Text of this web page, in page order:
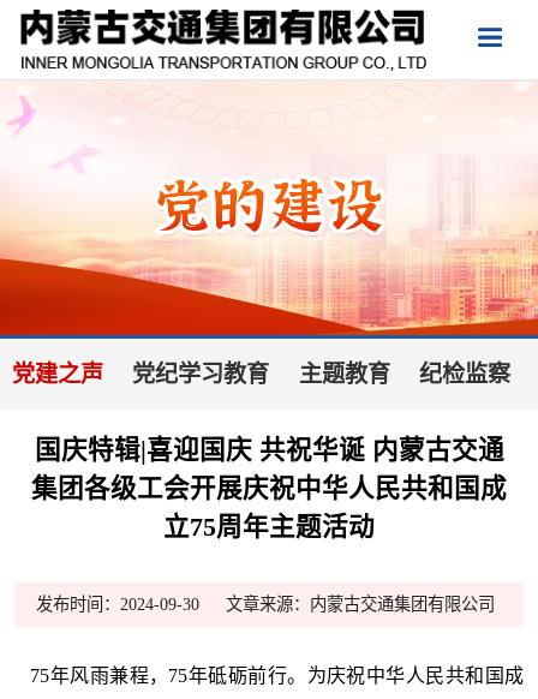
党建之声 党纪学习教育 主题教育 纪检监察
国庆特辑|喜迎国庆 共祝华诞 内蒙古交通
集团各级工会开展庆祝中华人民共和国成
立75周年主题活动
发布时间：2024-09-30 文章来源：内蒙古交通集团有限公司
75年风雨兼程，75年砥砺前行。为庆祝中华人民共和国成